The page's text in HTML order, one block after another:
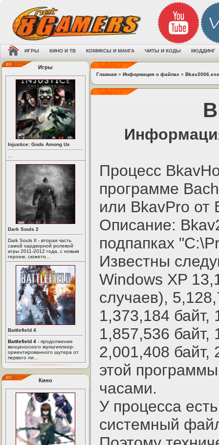
ИГРЫ КИНО И ТВ КОМИКСЫ И МАНГА ЧИТЫ И КОДЫ МОДДИНГ
Игры
Injustice: Gods Among Us
Dark Souls 2
Dark Souls II - вторая часть
самой хардкорной ролевой
игры 2011-2012 года, с новым
героем, сюжето...
Battlefield 4
Battlefield 4 - продолжение
венценосного мультиплеер-
ориентированного шутера от
первого ли...
Кино
Главная » Информация о файлах » Bkav2006.exe
Процесс
программе
или BkavPro от
Описание:
подпапках
Известны
Windows XP
случаев),
1,373,184 байт,
1,857,536 байт,
2,001,408 байт,
этой
часами.
У процесса
системный